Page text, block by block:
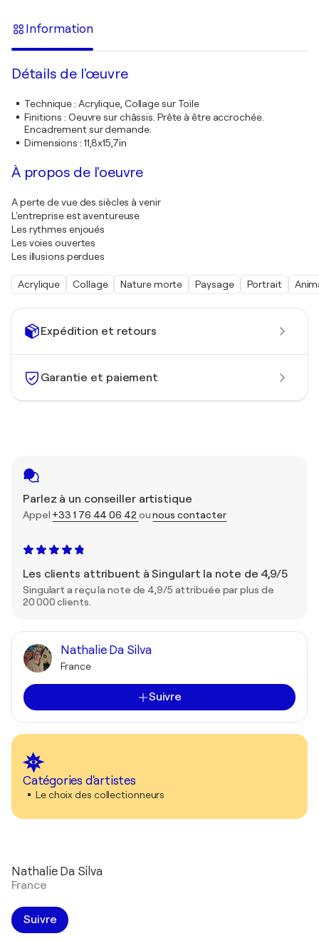
Expédition et retours
Garantie et paiement
Parlez à un conseiller artistique
Appel +33 1 76 44 06 42 ounous contacter
Les clients attribuent à Singulart la note de 4,9/5
Singulart a reçu la note de 4,9/5 attribuée par plus de
20 000 clients.
Nathalie Da Silva
France
Suivre
Catégories d'artistes
Le choix des collectionneurs
Information
Détails de l'œuvre
Technique: Acrylique, Collage sur Toile
Finitions : Oeuvre sur châssis. Prête à être accrochée.
Encadrement sur demande.
Dimensions : 11,8x15,7in
À propos de l'oeuvre
A perte de vue des siècles à venir
L'entreprise est aventureuse
Les rythmes enjoués
Les voies ouvertes
Les illusions perdues
Acrylique Collage Nature morte Paysage Portrait
Nathalie Da Silva
France
Suivre